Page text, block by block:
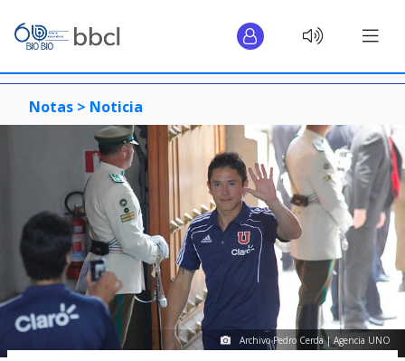
Notas > Noticia
Archivo Pedro Cerda | Agencia UNO